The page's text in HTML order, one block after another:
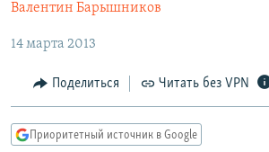
содержанию
Вернутся
главной
навигации
АВТОРСКИЕ ПРОЕКТЫ
ЦИТАТЫ СВОБОДЫ
МНЕНИЯ
КУЛЬТУРА
IDEL.РЕАЛИИ
Валентин Барышников
14 марта 2013
Поделиться Читать без VPN
Приоритетный источник в Google